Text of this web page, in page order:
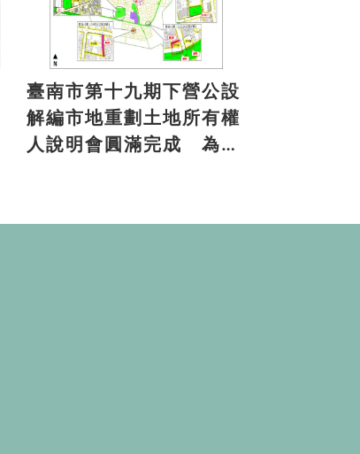
臺南市第十九期下營公設
解編市地重劃土地所有權
人說明會圓滿完成 為地